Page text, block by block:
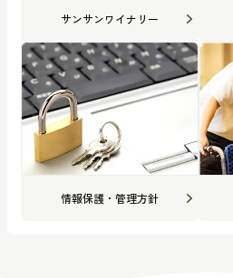
サンサンワイナリー
情報保護・管理方針